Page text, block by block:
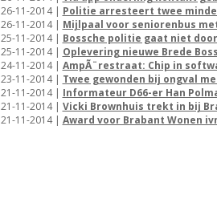
26-11-2014 | Politie arresteert twee
26-11-2014 | Mijlpaal voor seniorenbus
25-11-2014 | Bossche politie gaat niet
25-11-2014 | Oplevering nieuwe Brede
24-11-2014 | AmpÃ¨restraat: Chip in
23-11-2014 | Twee gewonden bij ongval
21-11-2014 | Informateur D66-er Han
21-11-2014 | Vicki Brownhuis trekt in bij
21-11-2014 | Award voor Brabant Wonen